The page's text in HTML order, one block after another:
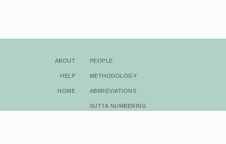
About
Help
Home
People
Methodology
Abbreviations
Sutta Numbering